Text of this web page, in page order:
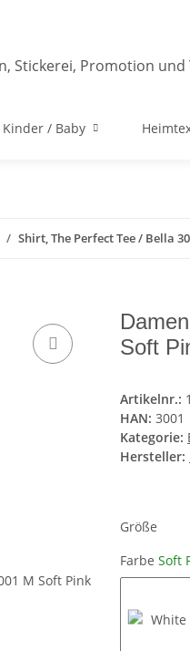
Kinder / Baby
Shirt, The Perfect Tee / Bella
Soft
Artikelnr.:
HAN: 3001
Kategorie:
Hersteller:
Größe
Farbe Soft